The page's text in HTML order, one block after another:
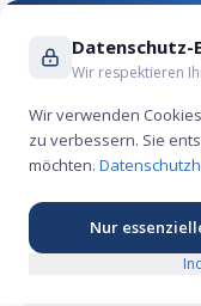
Suche
Informatica
bekommt
Datenschutz-
Wir respektieren
Wir verwenden
zu verbessern. Sie
möchten.
Nur